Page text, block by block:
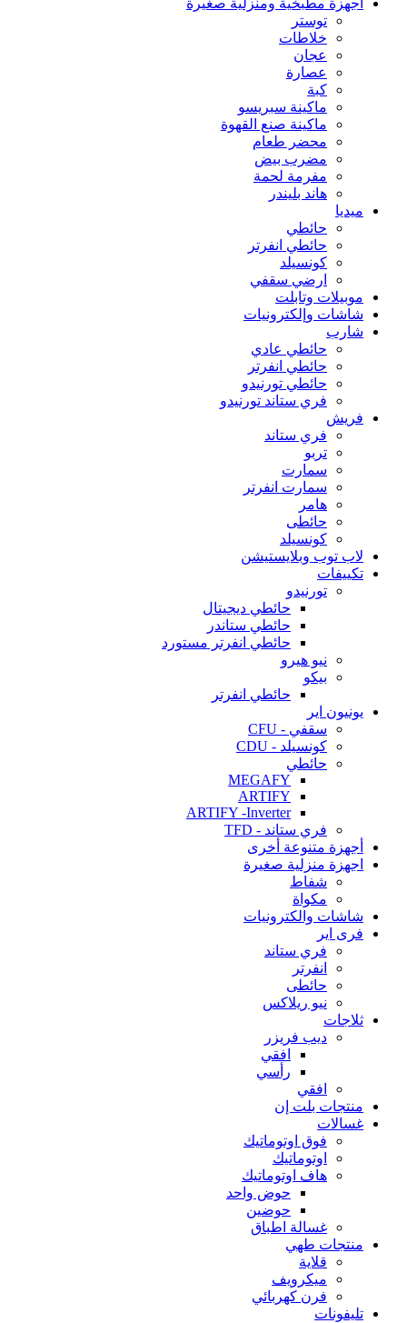
اجهزة مطبخية ومنزلية صغيرة
توستر
خلاطات
عجان
عصارة
كبة
ماكينة سبريسو
ماكينة صنع القهوة
محضر طعام
مضرب بيض
مفرمة لحمة
هاند بليندر
ميديا
حائطي
حائطي انفرتر
كونسيلد
ارضي سقفي
موبيلات وتابلت
شاشات وإلكترونيات
شارب
حائطي عادي
حائطي انفرتر
حائطي تورنيدو
فري ستاند تورنيدو
فريش
فري ستاند
تربو
سمارت
سمارت انفرتر
هامر
حائطى
كونسيلد
لاب توب وبلايستيشن
تكييفات
تورنيدو
حائطي ديجيتال
حائطي ستاندر
حائطي انفرتر مستورد
نيو هيرو
بيكو
حائطي انفرتر
يونيون اير
سقفي - CFU
كونسيلد - CDU
حائطي
MEGAFY
ARTIFY
ARTIFY -Inverter
فري ستاند - TFD
أجهزة متنوعة أخرى
اجهزة منزلية صغيرة
شفاط
مكواة
شاشات والكترونيات
فرى اير
فري ستاند
انفرتر
حائطى
نيو ريلاكس
ثلاجات
ديب فريزر
افقي
رأسي
افقي
منتجات بلت إن
غسالات
فوق اوتوماتيك
اوتوماتيك
هاف اوتوماتيك
حوض واحد
حوضين
غسالة اطباق
منتجات طهي
قلاية
ميكرويف
فرن كهربائي
تليفونات